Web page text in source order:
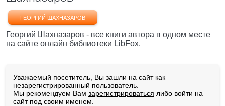
ГЕОРГИЙ ШАХНАЗАРОВ
Георгий Шахназаров - все книги автора в одном месте
на сайте онлайн библиотеки LibFox.
Уважаемый посетитель, Вы зашли на сайт как
незарегистрированный пользователь.
Мы рекомендуем Вам зарегистрироваться либо войти на
сайт под своим именем.